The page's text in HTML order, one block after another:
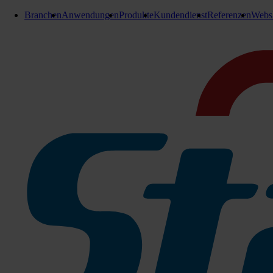
BranchenAnwendungenProdukteKundendienstReferenzen
Bio Müllsäcke
Die bioMat® Abfallsäcke aus Kraftpapier sind eine
Der Stand- Alone- Boden ermöglicht das einfache Befüllen
Zu den Produktinfos
80 Liter 1 Bündel = 25 Stück